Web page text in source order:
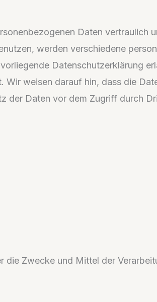
Daten vertraulich
werden verschiedene
Datenschutzerklärung
weisen darauf hin, dass die
der Daten vor dem Zugriff durch
die Zwecke und Mittel der